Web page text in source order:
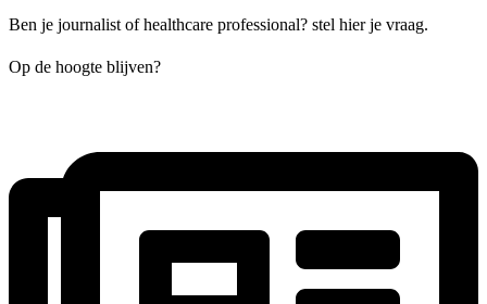
Ben je journalist of healthcare professional? stel hier je vraag.
Op de hoogte blijven?